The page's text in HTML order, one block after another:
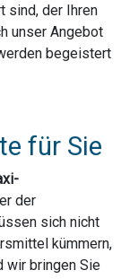
sind, der Ihren
unser Angebot
begeistert
für Sie
der
sich nicht
kümmern,
wir bringen Sie